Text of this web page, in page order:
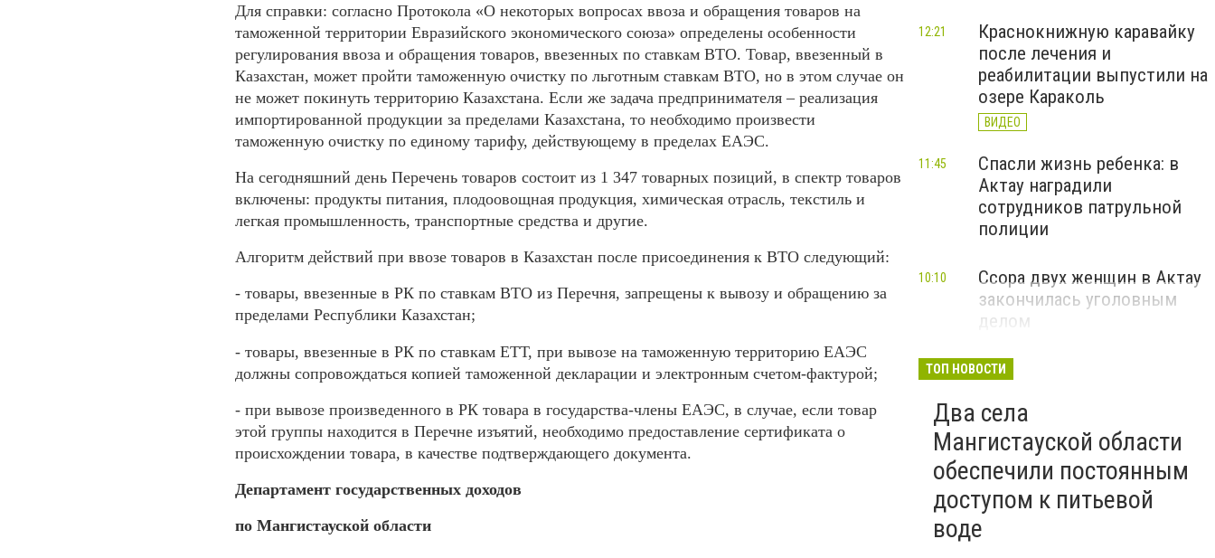
Для справки: согласно Протокола «О некоторых вопросах ввоза и обращения товаров на
таможенной территории Евразийского экономического союза» определены особенности
регулирования ввоза и обращения товаров, ввезенных по ставкам ВТО. Товар, ввезенный в
Казахстан, может пройти таможенную очистку по льготным ставкам ВТО, но в этом случае он
не может покинуть территорию Казахстана. Если же задача предпринимателя – реализация
импортированной продукции за пределами Казахстана, то необходимо произвести
таможенную очистку по единому тарифу, действующему в пределах ЕАЭС.
На сегодняшний день Перечень товаров состоит из 1 347 товарных позиций, в спектр товаров
включены: продукты питания, плодоовощная продукция, химическая отрасль, текстиль и
легкая промышленность, транспортные средства и другие.
Алгоритм действий при ввозе товаров в Казахстан после присоединения к ВТО следующий:
- товары, ввезенные в РК по ставкам ВТО из Перечня, запрещены к вывозу и обращению за
пределами Республики Казахстан;
- товары, ввезенные в РК по ставкам ЕТТ, при вывозе на таможенную территорию ЕАЭС
должны сопровождаться копией таможенной декларации и электронным счетом-фактурой;
- при вывозе произведенного в РК товара в государства-члены ЕАЭС, в случае, если товар
этой группы находится в Перечне изъятий, необходимо предоставление сертификата о
происхождении товара, в качестве подтверждающего документа.
Департамент государственных доходов
по Мангистауской области
Краснокнижную каравайку
после лечения и
реабилитации выпустили на
озере Караколь
ВИДЕО
12:21
Спасли жизнь ребенка: в
Актау наградили
сотрудников патрульной
полиции
11:45
Ссора двух женщин в Актау
закончилась уголовным
делом
10:10
ТОП НОВОСТИ
Два села
Мангистауской области
обеспечили постоянным
доступом к питьевой
воде